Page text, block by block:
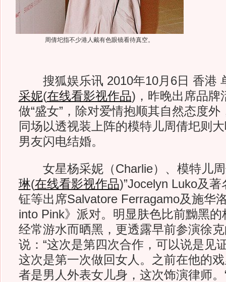
周倩圯指不少港人戴有色眼镜看待真空。
搜狐娱乐讯 2010年10月6日 香港
采妮(在线看影视作品) ，昨晚出席品
做“盛女”，除对爱情抱顺其自然态度
同场以透视装上阵的模特儿周倩圯则
男友闪电结婚。
女星杨采妮（Charlie）、模特儿周
琳(在线看影视作品)”Jocelyn Luko及
钲等出席Salvatore Ferragamo及施华
into Pink》派对。明显肤色比前黝黑
经常游水而晒黑，更透露早前参演徐
说：“这次是第四次合作，可以说是见
这次是第一次做回女人。之前在他的
者是男人外表女儿身，这次饰演律师